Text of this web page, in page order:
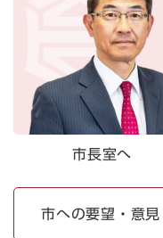
市長室へ
市への要望・意見